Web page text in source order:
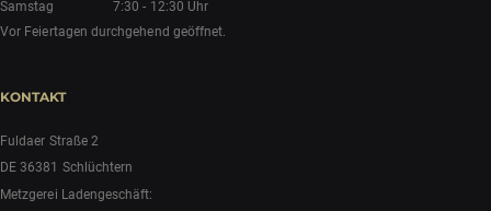
Samstag
7:30 - 12:30 Uhr
Vor Feiertagen durchgehend geöffnet.
KONTAKT
Fuldaer Straße 2
DE 36381 Schlüchtern
Metzgerei Ladengeschäft: